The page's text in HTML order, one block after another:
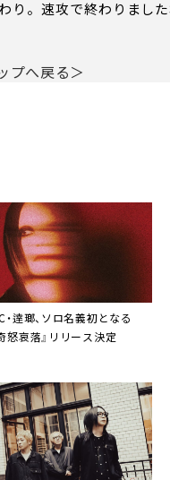
り。速攻で終わりまし
プへ戻る＞
・逹瑯、ソロ名義初となる
怒哀落』リリース決定